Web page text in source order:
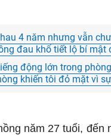
4 năm nhưng vẫn
đau khổ tiết lộ bí mật
động lớn trong
khiến tôi đỏ mặt vì
năm 27 tuổi, đến